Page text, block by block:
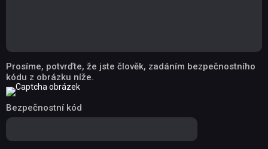
Prosíme, potvrďte, že jste člověk, zadáním bezpečnostního
kódu z obrázku níže.
Bezpečnostní kód